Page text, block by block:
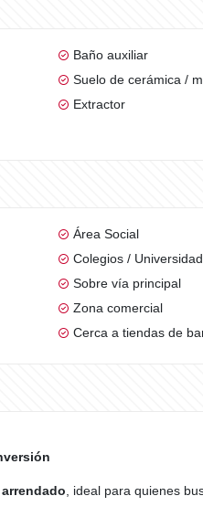
Baño auxiliar
Suelo de cerámica /
Extractor
Área Social
Colegios /
Sobre vía principal
Zona comercial
Cerca a tiendas de
arrendado , ideal para quienes